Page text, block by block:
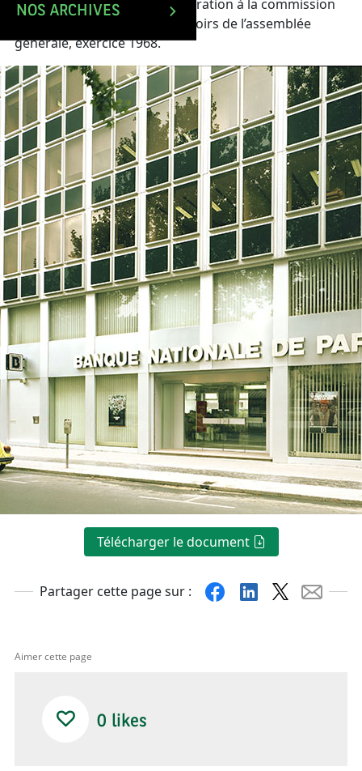
NOS ARCHIVES
Rapport du conseil d’administration à la commission
de contrôle exerçant les pouvoirs de l’assemblée
générale, exercice 1968.
Télécharger le document
Partager cette page sur : FacebookLinkedin Mail
Aimer cette page
0 likes